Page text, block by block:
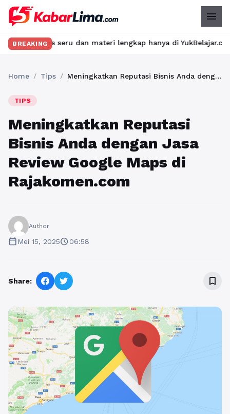
menu
BREAKING
seru dan materi lengkap hanya di YukBelajar.com. Mulai
Home / Tips / Meningkatkan Reputasi Bisnis Anda dengan Jasa Review Google Maps di Rajakomen.com
TIPS
Meningkatkan Reputasi
Bisnis Anda dengan Jasa
Review Google Maps di
Rajakomen.com
Author
calendar_todayMei 15, 2025schedule06:58
Share: bookmark_border